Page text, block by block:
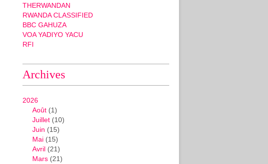
THERWANDAN
RWANDA CLASSIFIED
BBC GAHUZA
VOA YADIYO YACU
RFI
Archives
2026
Août (1)
Juillet (10)
Juin (15)
Mai (15)
Avril (21)
Mars (21)